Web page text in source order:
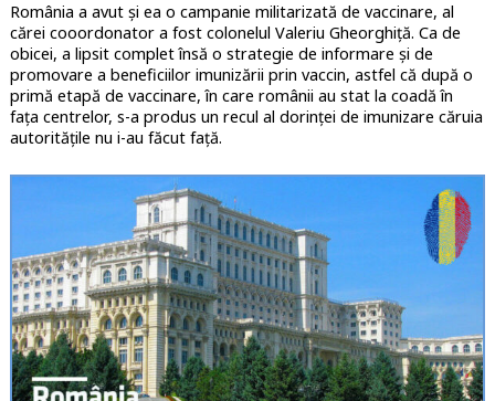
România a avut și ea o campanie militarizată de vaccinare, al
cărei cooordonator a fost colonelul Valeriu Gheorghiță. Ca de
obicei, a lipsit complet însă o strategie de informare și de
promovare a beneficiilor imunizării prin vaccin, astfel că după o
primă etapă de vaccinare, în care românii au stat la coadă în
fața centrelor, s-a produs un recul al dorinței de imunizare căruia
autoritățile nu i-au făcut față.